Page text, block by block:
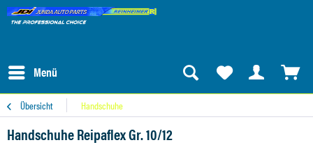
Menü
Übersicht Handschuhe
Handschuhe Reipaflex Gr. 10/12